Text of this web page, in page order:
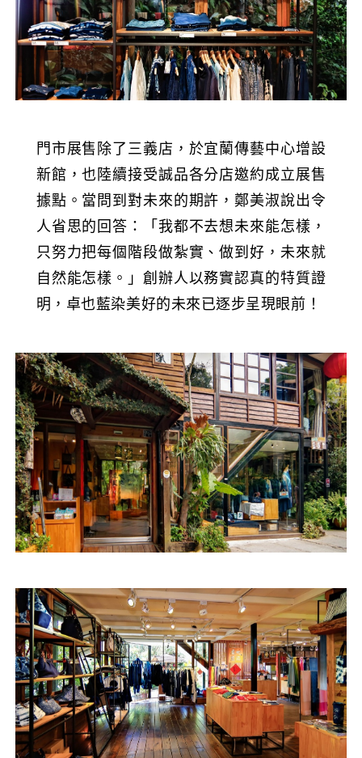
門市展售除了三義店，於宜蘭傳藝中心增設
新館，也陸續接受誠品各分店邀約成立展售
據點。當問到對未來的期許，鄭美淑說出令
人省思的回答：「我都不去想未來能怎樣，
只努力把每個階段做紮實、做到好，未來就
自然能怎樣。」創辦人以務實認真的特質證
明，卓也藍染美好的未來已逐步呈現眼前！